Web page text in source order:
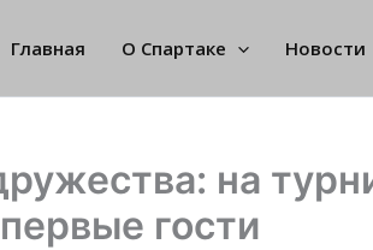
Главная О Спартаке Новости
на
гости